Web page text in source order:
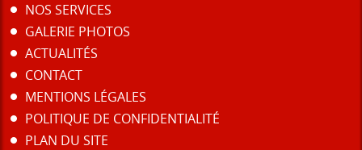
NOS SERVICES
GALERIE PHOTOS
ACTUALITÉS
CONTACT
MENTIONS LÉGALES
POLITIQUE DE CONFIDENTIALITÉ
PLAN DU SITE